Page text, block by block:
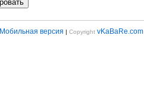
Мобильная версия | Copyright vKaBaRe.com